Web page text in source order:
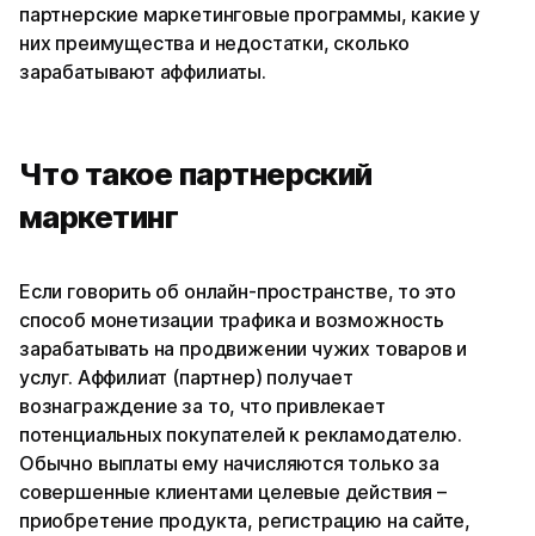
партнерские маркетинговые программы, какие у
них преимущества и недостатки, сколько
зарабатывают аффилиаты.
Что такое партнерский
маркетинг
Если говорить об онлайн-пространстве, то это
способ монетизации трафика и возможность
зарабатывать на продвижении чужих товаров и
услуг. Аффилиат (партнер) получает
вознаграждение за то, что привлекает
потенциальных покупателей к рекламодателю.
Обычно выплаты ему начисляются только за
совершенные клиентами целевые действия –
приобретение продукта, регистрацию на сайте,